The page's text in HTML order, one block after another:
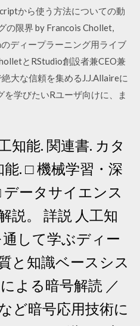
から使う方法についての動
の限界 by Francois Chollet,
ディープラーニング用ライブ
とRStudio創設者兼CEO兼
大な信頼を集めるJ.J.Allaireに
学びたいRユーザ向けに、ま
知能. 関連書. カタ
能. □ 機械学習・深
データサイエンス
説。 詳説 人工知
して学ぶディー
と知識ベースシス
よる暗号解読 ／
ど暗号応用技術に